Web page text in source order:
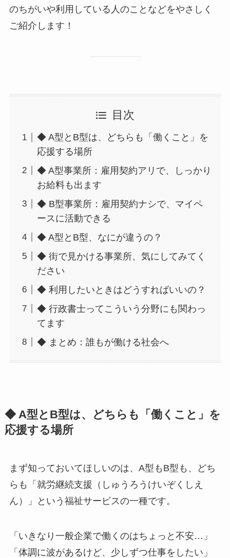
のちがいや利用している人のことなどをやさしく
ご紹介します！
目次
◆ A型とB型は、どちらも「働くこと」を
応援する場所
◆ A型事業所：雇用契約アリで、しっかり
お給料も出ます
◆ B型事業所：雇用契約ナシで、マイペ
ースに活動できる
◆ A型とB型、なにが違うの？
◆ 街で見かける事業所、気にしてみてく
ださい
◆ 利用したいときはどうすればいいの？
◆ 行政書士ってこういう分野にも関わっ
てます
◆ まとめ：誰もが働ける社会へ
◆ A型とB型は、どちらも「働くこと」を
応援する場所
まず知っておいてほしいのは、A型もB型も、どち
らも「就労継続支援（しゅうろうけいぞくしえ
ん）」という福祉サービスの一種です。
「いきなり一般企業で働くのはちょっと不安…」
「体調に波があるけど、少しずつ仕事をしたい」